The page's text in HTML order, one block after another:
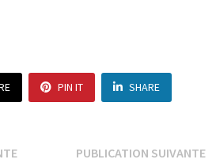
PIN IT SHARE
PublicationPUBLICATION SUIVANTE